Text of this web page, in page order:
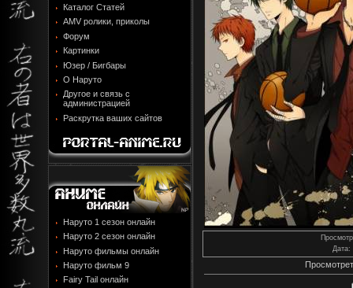
Каталог Статей
AMV ролики, приколы
Форум
Картинки
Юзер / Бигбары
О Наруто
Другое и связь с
администрацией
Раскрутка ваших сайтов
Наруто 1 сезон онлайн
Наруто 2 сезон онлайн
Наруто фильмы онлайн
Наруто фильм 9
Fairy Tail онлайн
Дата: